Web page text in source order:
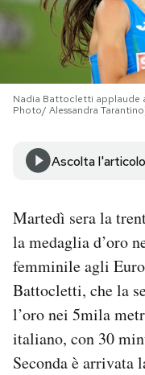
NEWSLETTER
I MIEI PREFERITI
SHOP
CALENDARIO
AREA PERSONALE
Area Personale
Notifiche mobile
Regala il Post
Hai bisogno di
Esci
Nadia Battocletti applaude
Photo/ Alessandra
Ascolta l'articolo
Martedì sera la
la medaglia d’oro
femminile agli
Battocletti, che la
l’oro nei 5mila
italiano, con 30
Seconda è arrivata